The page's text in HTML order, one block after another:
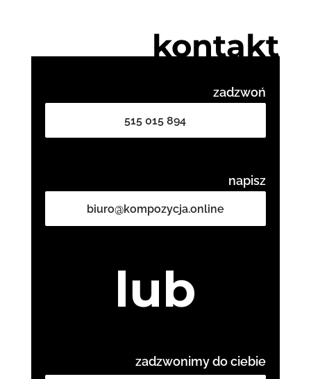
kontakt
zadzwoń
515 015 894
napisz
biuro@kompozycja.online
lub
zadzwonimy do ciebie